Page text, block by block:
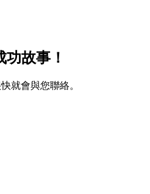
故事！
就會與您聯絡。